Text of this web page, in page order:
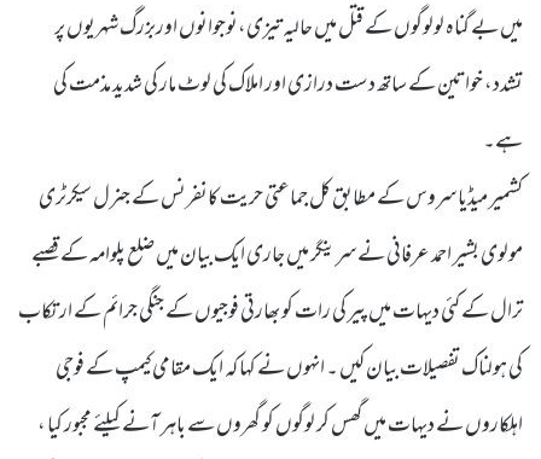
میں بے گناہ لولوگوں کے قتل میں حالیہ تیزی،نوجوانوں اوربزرگ شہریوں پر
تشدد، خواتین کے ساتھ دست درازی اور املاک کی لوٹ مار کی شدید مذمت کی
ہے۔
کشمیر میڈیا سروس کے مطابق کل جماعتی حریت کانفرنس کے جنرل سیکرٹری
مولوی بشیر احمد عرفانی نے سرینگر میں جاری ایک بیان میں ضلع پلوامہ کے قصبے
ترال کے کئی دیہات میں پیر کی رات کو بھارتی فوجیوں کے جنگی جرائم کے ارتکاب
کی ہولناک تفصیلات بیان کیں ۔ انہوں نے کہا کہ ایک مقامی کیمپ کے فوجی
اہلکاروں نے دیہات میں گھس کر لوگوں کو گھروں سے باہر آنے کیلئے مجبور کیا ،